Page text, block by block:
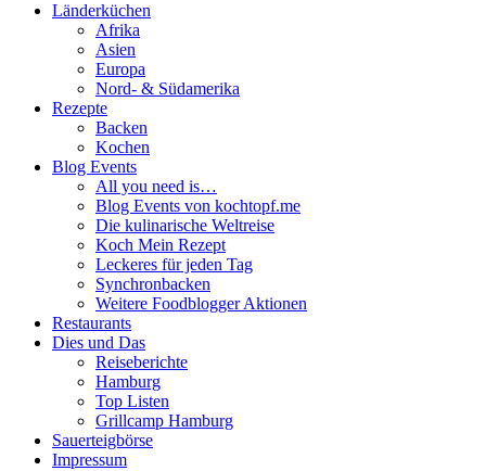
Länderküchen
Afrika
Asien
Europa
Nord- & Südamerika
Rezepte
Backen
Kochen
Blog Events
All you need is…
Blog Events von kochtopf.me
Die kulinarische Weltreise
Koch Mein Rezept
Leckeres für jeden Tag
Synchronbacken
Weitere Foodblogger Aktionen
Restaurants
Dies und Das
Reiseberichte
Hamburg
Top Listen
Grillcamp Hamburg
Sauerteigbörse
Impressum